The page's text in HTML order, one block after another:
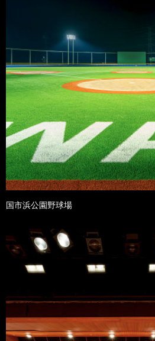
国市浜公園野球場